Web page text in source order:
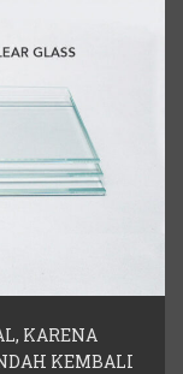
KARENA
KEMBALI